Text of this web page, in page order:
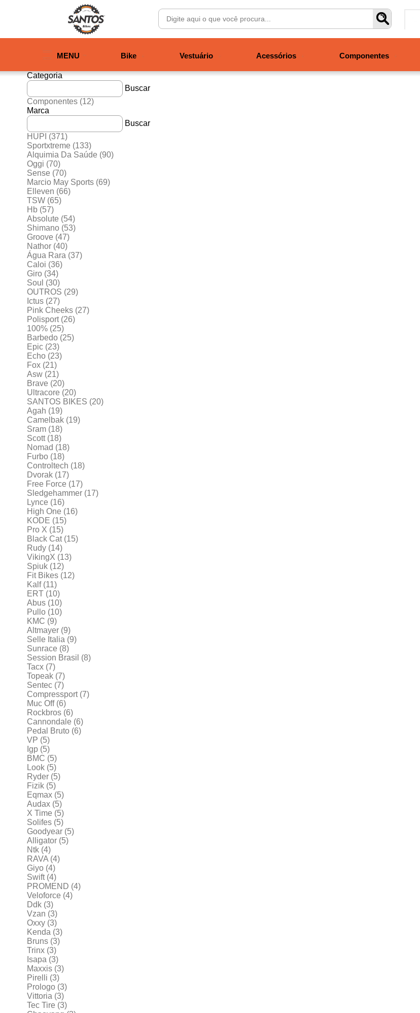
MENU Bike Vestuário Acessórios Componentes
Categoria
Buscar
Componentes (12)
Marca
Buscar
HUPI (371)
Sportxtreme (133)
Alquimia Da Saúde (90)
Oggi (70)
Sense (70)
Marcio May Sports (69)
Elleven (66)
TSW (65)
Hb (57)
Absolute (54)
Shimano (53)
Groove (47)
Nathor (40)
Água Rara (37)
Caloi (36)
Giro (34)
Soul (30)
OUTROS (29)
Ictus (27)
Pink Cheeks (27)
Polisport (26)
100% (25)
Barbedo (25)
Epic (23)
Echo (23)
Fox (21)
Asw (21)
Brave (20)
Ultracore (20)
SANTOS BIKES (20)
Agah (19)
Camelbak (19)
Sram (18)
Scott (18)
Nomad (18)
Furbo (18)
Controltech (18)
Dvorak (17)
Free Force (17)
Sledgehammer (17)
Lynce (16)
High One (16)
KODE (15)
Pro X (15)
Black Cat (15)
Rudy (14)
VikingX (13)
Spiuk (12)
Fit Bikes (12)
Kalf (11)
ERT (10)
Abus (10)
Pullo (10)
KMC (9)
Altmayer (9)
Selle Italia (9)
Sunrace (8)
Session Brasil (8)
Tacx (7)
Topeak (7)
Sentec (7)
Compressport (7)
Muc Off (6)
Rockbros (6)
Cannondale (6)
Pedal Bruto (6)
VP (5)
Igp (5)
BMC (5)
Look (5)
Ryder (5)
Fizik (5)
Eqmax (5)
Audax (5)
X Time (5)
Solifes (5)
Goodyear (5)
Alligator (5)
Ntk (4)
RAVA (4)
Giyo (4)
Swift (4)
PROMEND (4)
Veloforce (4)
Ddk (3)
Vzan (3)
Oxxy (3)
Kenda (3)
Bruns (3)
Trinx (3)
Isapa (3)
Maxxis (3)
Pirelli (3)
Prologo (3)
Vittoria (3)
Tec Tire (3)